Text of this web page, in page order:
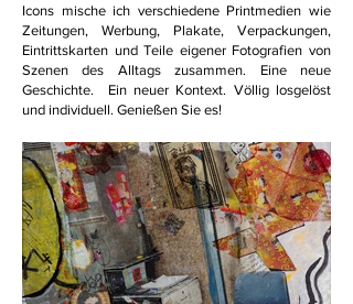
Icons mische ich verschiedene Printmedien wie
Zeitungen, Werbung, Plakate, Verpackungen,
Eintrittskarten und Teile eigener Fotografien von
Szenen des Alltags zusammen. Eine neue
Geschichte. Ein neuer Kontext. Völlig losgelöst
und individuell. Genießen Sie es!